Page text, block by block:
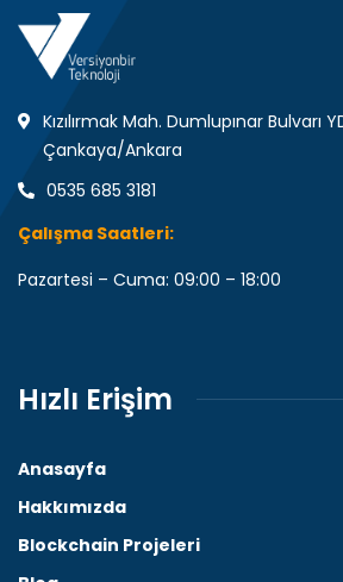
Kızılırmak Mah. Dumlupınar Bulvarı
Çankaya/Ankara
0535 685 3181
Çalışma Saatleri:
Pazartesi – Cuma: 09:00 – 18:00
Hızlı Erişim
Anasayfa
Hakkımızda
Blockchain Projeleri